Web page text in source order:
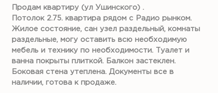
Продам квартиру (ул Ушинского) .
Потолок 2.75. квартира рядом с Радио рынком.
Жилое состояние, сан узел раздельный, комнаты
раздельные, могу оставить всю необходимую
мебель и технику по необходимости. Туалет и
ванна покрыты плиткой. Балкон застеклен.
Боковая стена утеплена. Документы все в
наличии, готова к продаже.